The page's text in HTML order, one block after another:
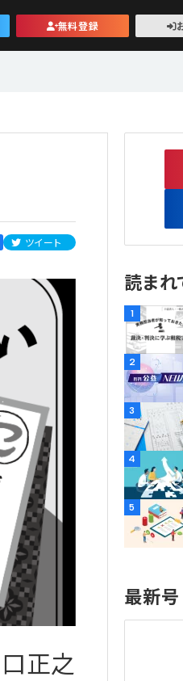
ンライン 無料登録
ツイート
正之
読ま
1
2
3
4
5
最新号